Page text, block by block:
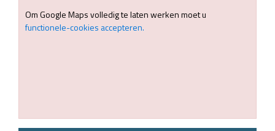
Om Google Maps volledig te laten werken moet u
functionele-cookies accepteren.